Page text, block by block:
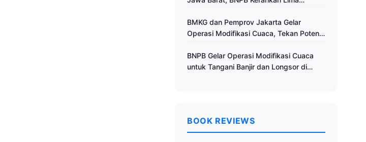
Cuaca
BMKG dan Pemprov Jakarta Gelar
Operasi Modifikasi Cuaca, Tekan Potensi
BNPB Gelar Operasi Modifikasi Cuaca
untuk Tangani Banjir dan Longsor di
BOOK REVIEWS